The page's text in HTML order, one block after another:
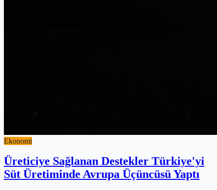
Ekonomi
Üreticiye Sağlanan Destekler Türkiye'yi
Süt Üretiminde Avrupa Üçüncüsü Yaptı